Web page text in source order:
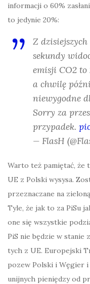
informacji o 60%
to jedynie 20%:
Z dzisiejszych
sekundy
emisji CO2
a chwilę
niewygodne
Sorry za
przypadek.
— FlasH
Warto też pamiętać, że
UE z Polski wysysa.
przeznaczane na
Tyle, że jak to za PiSu
one się wszystkie
PiS nie będzie w stanie
tych z UE. Europejski
pozew Polski i Węgier i
unijnych pieniędzy od